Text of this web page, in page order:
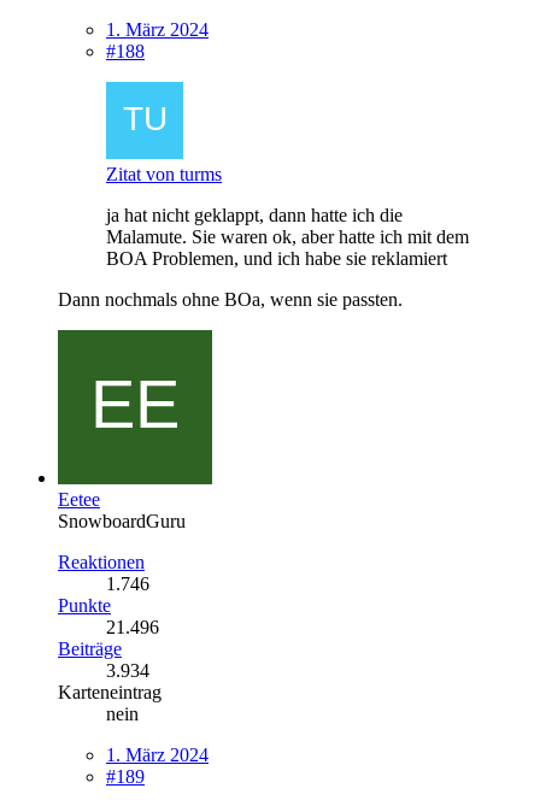
1. März 2024
#188
Zitat von turms
ja hat nicht geklappt, dann hatte ich die
Malamute. Sie waren ok, aber hatte ich mit dem
BOA Problemen, und ich habe sie reklamiert
Dann nochmals ohne BOa, wenn sie passten.
Eetee
SnowboardGuru
Reaktionen
1.746
Punkte
21.496
Beiträge
3.934
Karteneintrag
nein
1. März 2024
#189